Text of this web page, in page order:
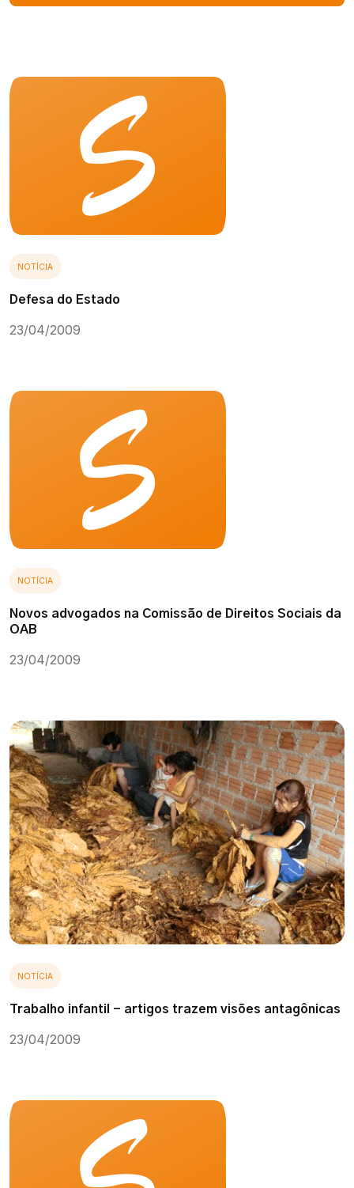
NOTÍCIA
Defesa do Estado
23/04/2009
NOTÍCIA
Novos advogados na Comissão de Direitos Sociais da
OAB
23/04/2009
NOTÍCIA
Trabalho infantil - artigos trazem visões antagônicas
23/04/2009